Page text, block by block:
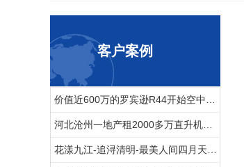
客户案例